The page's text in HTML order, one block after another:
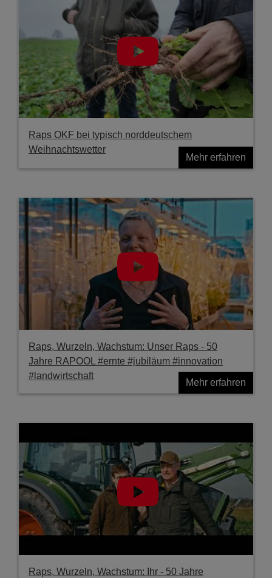
Raps OKF bei typisch norddeutschem
Weihnachtswetter
Mehr erfahren
Raps, Wurzeln, Wachstum: Unser Raps - 50
Jahre RAPOOL #ernte #jubiläum #innovation
#landwirtschaft
Mehr erfahren
Raps, Wurzeln, Wachstum: Ihr - 50 Jahre